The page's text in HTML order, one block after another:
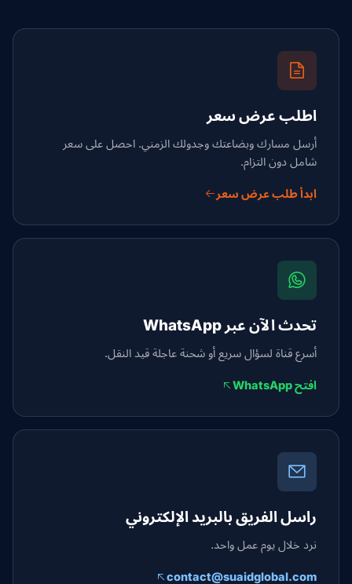
اطلب عرض سعر
أرسل مسارك وبضاعتك وجدولك الزمني. احصل على سعر
شامل دون التزام.
ابدأ طلب عرض سعر
تحدث الآن عبر WhatsApp
أسرع قناة لسؤال سريع أو شحنة عاجلة قيد النقل.
افتح WhatsApp
راسل الفريق بالبريد الإلكتروني
نرد خلال يوم عمل واحد.
contact@suaidglobal.com